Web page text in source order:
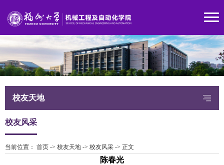
校友天地
校友风采
当前位置： 首页 -> 校友天地 -> 校友风采 -> 正文
陈春光